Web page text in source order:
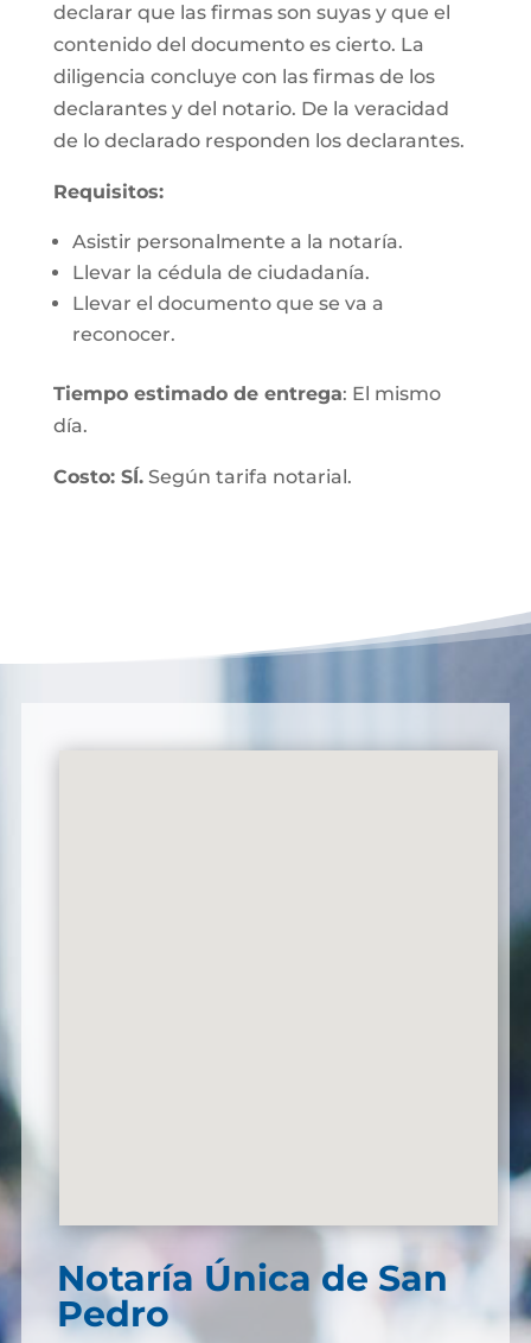
declarar que las firmas son suyas y que el
contenido del documento es cierto. La
diligencia concluye con las firmas de los
declarantes y del notario. De la veracidad
de lo declarado responden los declarantes.
Requisitos:
Asistir personalmente a la notaría.
Llevar la cédula de ciudadanía.
Llevar el documento que se va a
reconocer.
Tiempo estimado de entrega: El mismo
día.
Costo: SÍ.Según tarifa notarial.
Notaría Única de San
Pedro